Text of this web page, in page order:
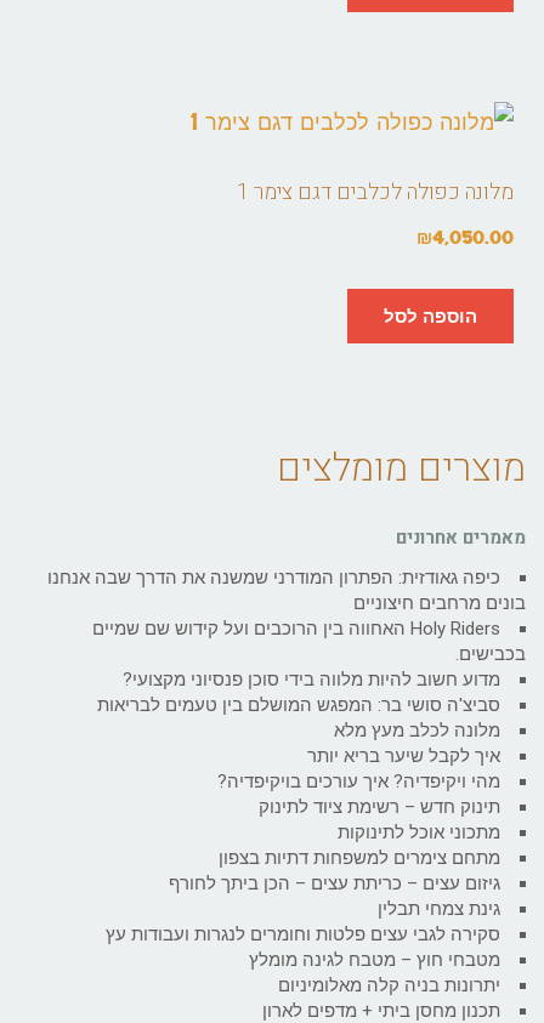
מלונה כפולה לכלבים דגם צימר 1
₪4,050.00
הוספה לסל
מוצרים מומלצים
מאמרים אחרונים
כיפה גאודזית: הפתרון המודרני שמשנה את הדרך שבה אנחנו
בונים מרחבים חיצוניים
Holy Riders האחווה בין הרוכבים ועל קידוש שם שמיים
בכבישים.
מדוע חשוב להיות מלווה בידי סוכן פנסיוני מקצועי?
סביצ'ה סושי בר: המפגש המושלם בין טעמים לבריאות
מלונה לכלב מעץ מלא
איך לקבל שיער בריא יותר
מהי ויקיפדיה? איך עורכים בויקיפדיה?
תינוק חדש – רשימת ציוד לתינוק
מתכוני אוכל לתינוקות
מתחם צימרים למשפחות דתיות בצפון
גיזום עצים – כריתת עצים – הכן ביתך לחורף
גינת צמחי תבלין
סקירה לגבי עצים פלטות וחומרים לנגרות ועבודות עץ
מטבחי חוץ – מטבח לגינה מומלץ
יתרונות בניה קלה מאלומיניום
תכנון מחסן ביתי + מדפים לארון